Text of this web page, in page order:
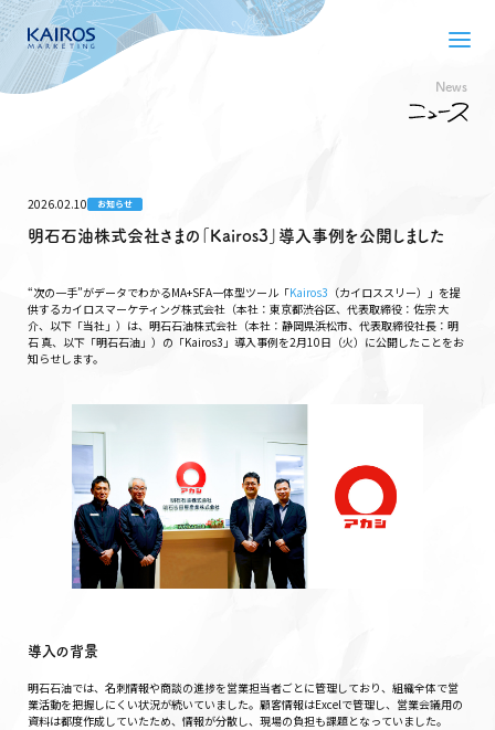
News
2026.02.10 お知らせ
明石石油株式会社さまの「Kairos3」導入事例を公開しました
“次の一手”がデータでわかるMA+SFA一体型ツール「Kairos3 （カイロススリー）」を提
供するカイロスマーケティング株式会社（本社：東京都渋谷区、代表取締役：佐宗 大
介、以下「当社」）は、明石石油株式会社（本社：静岡県浜松市、代表取締役社長：明
石 真、以下「明石石油」）の「Kairos3」導入事例を2月10日（火）に公開したことをお
知らせします。
導入の背景
明石石油では、名刺情報や商談の進捗を営業担当者ごとに管理しており、組織全体で営
業活動を把握しにくい状況が続いていました。顧客情報はExcelで管理し、営業会議用の
資料は都度作成していたため、情報が分散し、現場の負担も課題となっていました。